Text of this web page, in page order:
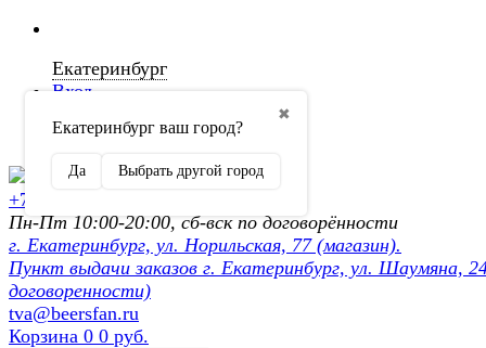
Екатеринбург
✖
Екатеринбург ваш город?
Да Выбрать другой город
Вход
Регистрация
+7 (902) 872-54-70
Пн-Пт 10:00-20:00, сб-вск по договорённости
г. Екатеринбург, ул. Норильская, 77 (магазин).
Пункт выдачи заказов г. Екатеринбург, ул. Шаумяна,
договоренности)
tva@beersfan.ru
Корзина 0 0 руб.